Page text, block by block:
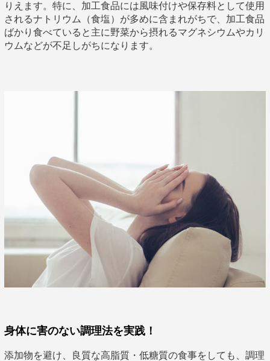
りえます。特に、加工食品には風味付けや保存料として使用
されるナトリウム（食塩）が多めに含まれがちで、加工食品
ばかり食べていると主に野菜から摂れるマグネシウムやカリ
ウムなどが不足しがちになります。
身体に害のない調理法を実践！
添加物を避け、良質な高脂質・低糖質の食事をしても、調理